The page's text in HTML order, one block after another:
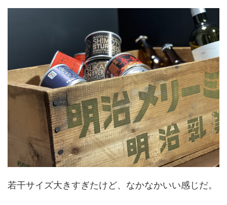
若干サイズ大きすぎたけど、なかなかいい感じだ。